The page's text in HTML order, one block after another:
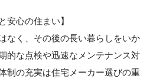
安心の住まい】
なく、その後の長い暮らしをいか
的な点検や迅速なメンテナンス対
制の充実は住宅メーカー選びの重